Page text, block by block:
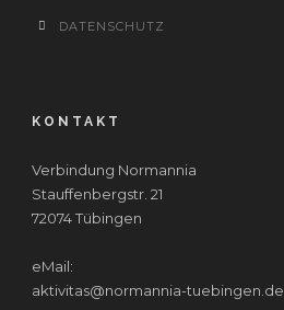
DATENSCHUTZ
KONTAKT
Verbindung Normannia
Stauffenbergstr. 21
72074 Tübingen
eMail:
aktivitas@normannia-tuebingen.de